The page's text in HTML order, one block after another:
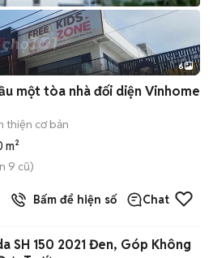
+2
6
thiện cơ bản
m²
9 cũ)
Bấm để hiện số Chat
SH 150 2021 Đen, Góp Không